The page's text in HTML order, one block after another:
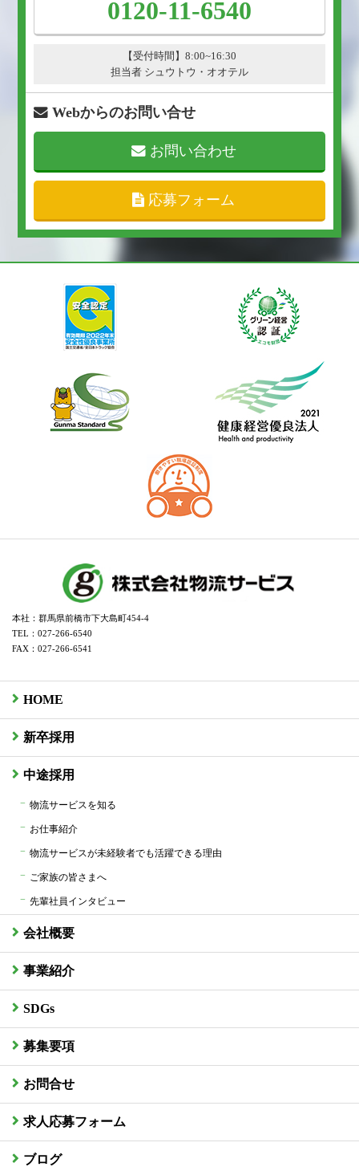
0120-11-6540
【受付時間】8:00~16:30
担当者 シュウトウ・オオテル
Webからのお問い合せ
お問い合わせ
応募フォーム
本社：群馬県前橋市下大島町454-4
TEL：027-266-6540
FAX：027-266-6541
HOME
新卒採用
中途採用
物流サービスを知る
お仕事紹介
物流サービスが未経験者でも活躍できる理由
ご家族の皆さまへ
先輩社員インタビュー
会社概要
事業紹介
SDGs
募集要項
お問合せ
求人応募フォーム
ブログ